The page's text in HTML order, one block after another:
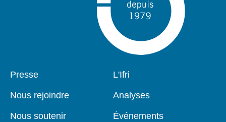
Pied
Presse
Nous rejoindre
Nous soutenir
Navigation
L'Ifri
Analyses
Événements